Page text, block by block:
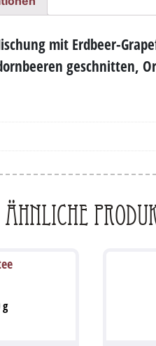
mit Erdbeer-
geschnitten,
Ähnliche
g